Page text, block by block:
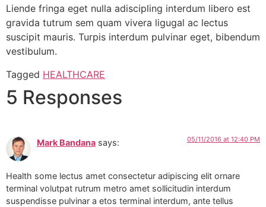
Liende fringa eget nulla adiscipling interdum libero est
gravida tutrum sem quam vivera ligugal ac lectus
suscipit mauris. Turpis interdum pulvinar eget, bibendum
vestibulum.
Tagged HEALTHCARE
5 Responses
Mark Bandana says: 05/11/2016 at 12:40 PM
Health some lectus amet consectetur adipiscing elit ornare
terminal volutpat rutrum metro amet sollicitudin interdum
suspendisse pulvinar a etos terminal interdum, ante tellus